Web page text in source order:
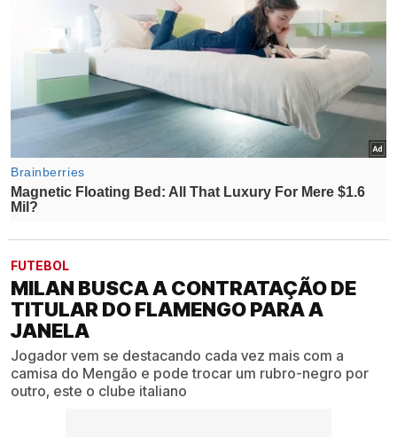
FUTEBOL
MILAN BUSCA A CONTRATAÇÃO DE
TITULAR DO FLAMENGO PARA A
JANELA
Jogador vem se destacando cada vez mais com a
camisa do Mengão e pode trocar um rubro-negro por
outro, este o clube italiano